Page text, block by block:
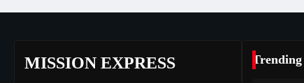
MISSION EXPRESS